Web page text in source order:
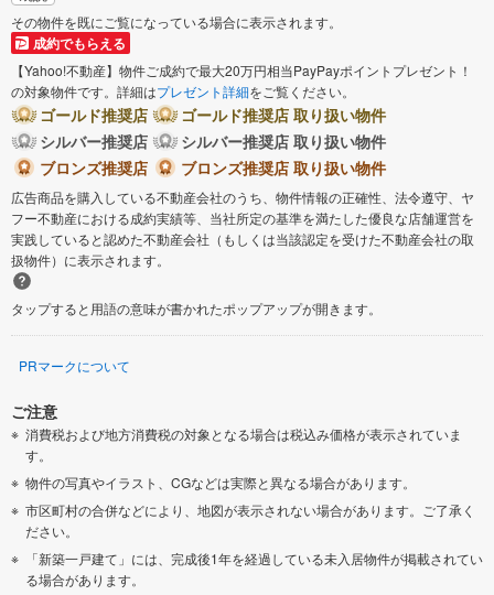
その物件を既にご覧になっている場合に表示されます。
成約でもらえる
【Yahoo!不動産】物件ご成約で最大20万円相当PayPayポイントプレゼント！
の対象物件です。詳細はプレゼント詳細をご覧ください。
ゴールド推奨店
ゴールド推奨店 取り扱い物件
シルバー推奨店
シルバー推奨店 取り扱い物件
ブロンズ推奨店
ブロンズ推奨店 取り扱い物件
広告商品を購入している不動産会社のうち、物件情報の正確性、法令遵守、ヤ
フー不動産における成約実績等、当社所定の基準を満たした優良な店舗運営を
実践していると認めた不動産会社（もしくは当該認定を受けた不動産会社の取
扱物件）に表示されます。
タップすると用語の意味が書かれたポップアップが開きます。
PRマークについて
ご注意
消費税および地方消費税の対象となる場合は税込み価格が表示されていま
す。
物件の写真やイラスト、CGなどは実際と異なる場合があります。
市区町村の合併などにより、地図が表示されない場合があります。ご了承く
ださい。
「新築一戸建て」には、完成後1年を経過している未入居物件が掲載されてい
る場合があります。